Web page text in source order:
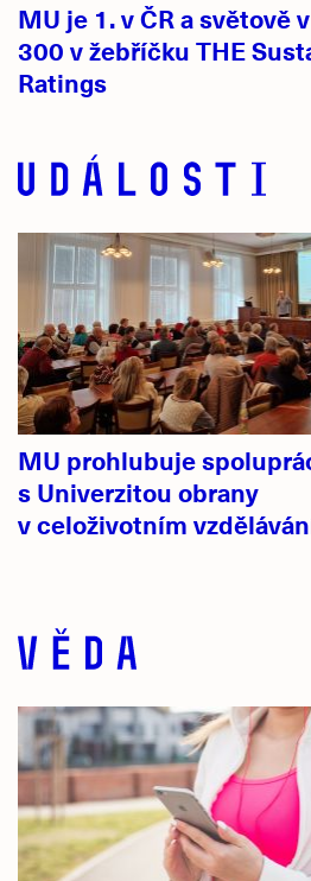
MU je 1. v ČR a světově
300 v žebříčku THE
Ratings
MU prohlubuje
s Univerzitou obrany
v celoživotním